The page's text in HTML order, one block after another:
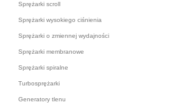
Sprężarki scroll
Sprężarki wysokiego ciśnienia
Sprężarki o zmiennej wydajności
Sprężarki membranowe
Sprężarki spiralne
Turbosprężarki
Generatory tlenu